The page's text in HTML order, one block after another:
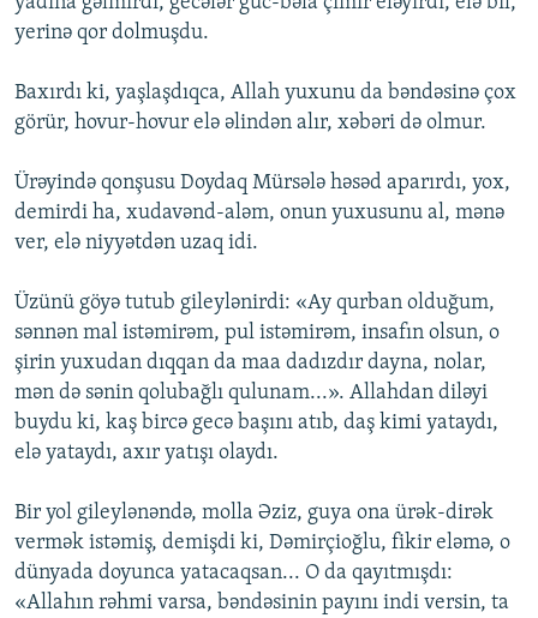
yerinə qor dolmuşdu.
Baxırdı ki, yaşlaşdıqca, Allah yuxunu da bəndəsinə çox
görür, hovur-hovur elə əlindən alır, xəbəri də olmur.
Ürəyində qonşusu Doydaq Mürsələ həsəd aparırdı, yox,
demirdi ha, xu­davənd-aləm, onun yuxusunu al, mənə
ver, elə niyyətdən uzaq idi.
Üzünü göyə tutub gileylənirdi: «Ay qurban olduğum,
sənnən mal istə­mirəm, pul istəmirəm, insafın olsun, o
şirin yuxudan dıqqan da maa dadızdır dayna, nolar,
mən də sənin qolubağlı qulunam...». Allahdan diləyi
buydu ki, kaş bircə gecə başını atıb, daş kimi yataydı,
elə yataydı, axır yatışı olaydı.
Bir yol gileylənəndə, molla Əziz, guya ona ürək-dirək
vermək istəmiş, demişdi ki, Dəmirçioğlu, fikir eləmə, o
dünyada doyunca yatacaqsan... O da qayıtmışdı:
«Allahın rəhmi varsa, bəndəsinin payını indi versin, ta